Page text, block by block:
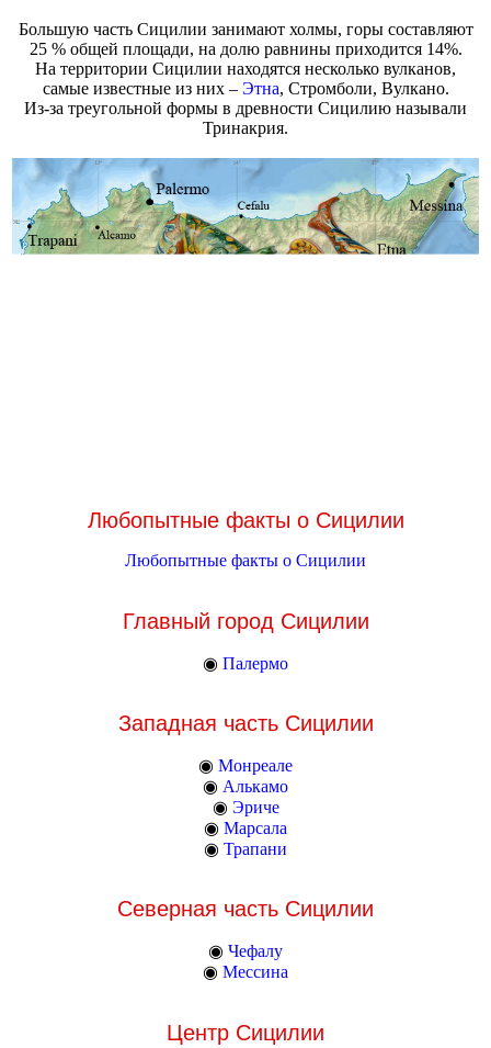
Большую часть Сицилии занимают холмы, горы составляют
25 % общей площади, на долю равнины приходится 14%.
На территории Сицилии находятся несколько вулканов,
самые известные из них – Этна, Стромболи, Вулкано.
Из-за треугольной формы в древности Сицилию называли
Тринакрия.
Любопытные факты о Сицилии
Любопытные факты о Сицилии
Главный город Сицилии
◉ Палермо
Западная часть Сицилии
◉ Монреале
◉ Алькамо
◉ Эриче
◉ Марсала
◉ Трапани
Северная часть Сицилии
◉ Чефалу
◉ Мессина
Центр Сицилии